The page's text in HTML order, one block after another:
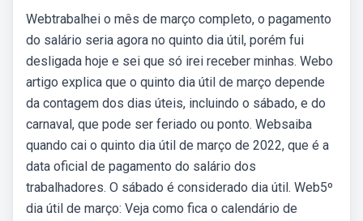
Webtrabalhei o mês de março completo, o pagamento
do salário seria agora no quinto dia útil, porém fui
desligada hoje e sei que só irei receber minhas. Webo
artigo explica que o quinto dia útil de março depende
da contagem dos dias úteis, incluindo o sábado, e do
carnaval, que pode ser feriado ou ponto. Websaiba
quando cai o quinto dia útil de março de 2022, que é a
data oficial de pagamento do salário dos
trabalhadores. O sábado é considerado dia útil. Web5º
dia útil de março: Veja como fica o calendário de